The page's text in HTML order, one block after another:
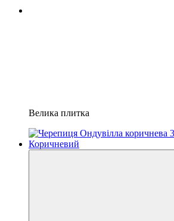
Велика плитка